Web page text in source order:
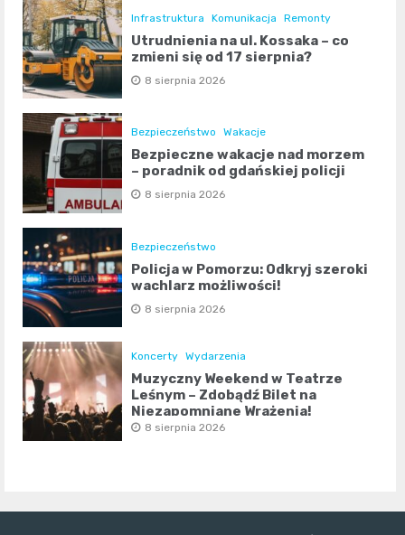
Infrastruktura Komunikacja Remonty
Utrudnienia na ul. Kossaka – co
zmieni się od 17 sierpnia?
8 sierpnia 2026
Bezpieczeństwo Wakacje
Bezpieczne wakacje nad morzem
– poradnik od gdańskiej policji
8 sierpnia 2026
Bezpieczeństwo
Policja w Pomorzu: Odkryj szeroki
wachlarz możliwości!
8 sierpnia 2026
Koncerty Wydarzenia
Muzyczny Weekend w Teatrze
Leśnym – Zdobądź Bilet na
Niezapomniane Wrażenia!
8 sierpnia 2026